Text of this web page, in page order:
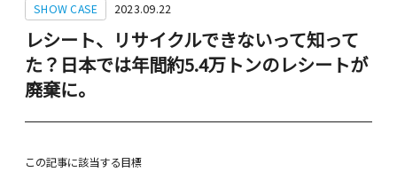
SHOW CASE 2023.09.22
レシート、リサイクルできないって知って
た？日本では年間約5.4万トンのレシートが
廃棄に。
この記事に該当する目標